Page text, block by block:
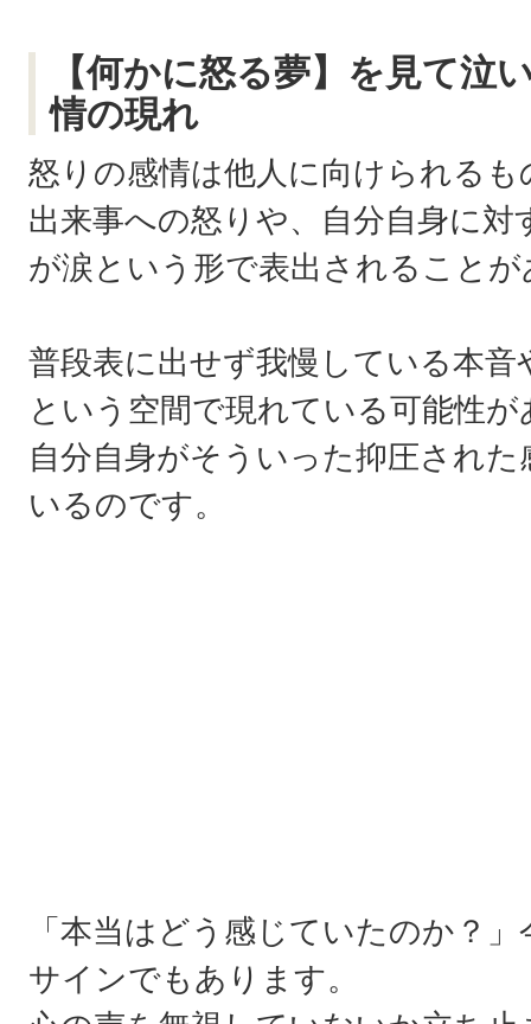
【何かに怒る夢】を見て泣
情の現れ
怒りの感情は他人に向けられる
出来事への怒りや、自分自身に
が涙という形で表出されること
普段表に出せず我慢している本
という空間で現れている可能性
自分自身がそういった抑圧され
いるのです。
「本当はどう感じていたのか？
サインでもあります。